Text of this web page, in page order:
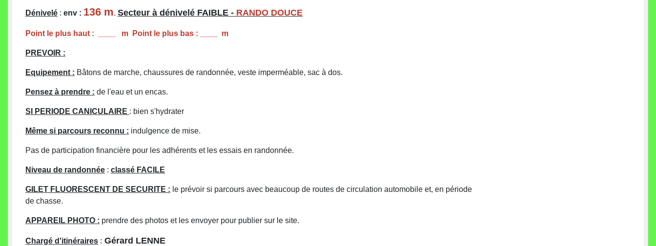
Dénivelé : env : 136 m. Secteur à dénivelé FAIBLE - RANDO DOUCE
Point le plus haut : ____ m Point le plus bas : ____ m
PREVOIR :
Equipement : Bâtons de marche, chaussures de randonnée, veste imperméable, sac à dos.
Pensez à prendre : de l'eau et un encas.
SI PERIODE CANICULAIRE : bien s'hydrater
Même si parcours reconnu : indulgence de mise.
Pas de participation financière pour les adhérents et les essais en randonnée.
Niveau de randonnée : classé FACILE
GILET FLUORESCENT DE SECURITE : le prévoir si parcours avec beaucoup de routes de circulation automobile et, en période
de chasse.
APPAREIL PHOTO : prendre des photos et les envoyer pour publier sur le site.
Chargé d'itinéraires : Gérard LENNE